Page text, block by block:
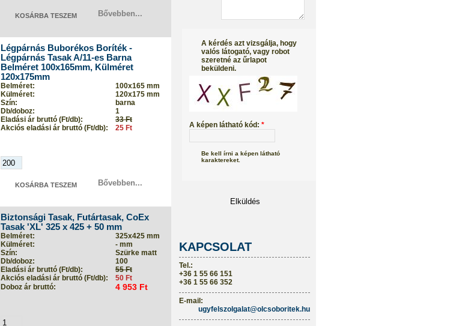
Bővebben...
Légpárnás Buborékos Boríték -
Légpárnás Tasak A/11-es Barna
Belméret 100x165mm, Külméret
120x175mm
Belméret:
100x165 mm
Külméret:
120x175 mm
Szín:
barna
Db/doboz:
1
Eladási ár bruttó (Ft/db):
33 Ft
Akciós eladási ár bruttó (Ft/db):
25 Ft
Bővebben...
Biztonsági Tasak, Futártasak, CoEx
Tasak 'XL' 325 x 425 + 50 mm
Belméret:
325x425 mm
Külméret:
- mm
Szín:
Szürke matt
Db/doboz:
100
Eladási ár bruttó (Ft/db):
55 Ft
Akciós eladási ár bruttó (Ft/db):
50 Ft
Doboz ár bruttó:
4 953 Ft
A kérdés azt vizsgálja, hogy
valós látogató, vagy robot
szeretné az űrlapot
beküldeni.
A képen látható kód: *
Be kell írni a képen látható
karaktereket.
KAPCSOLAT
Tel.:
+36 1 55 66 151
+36 1 55 66 352
E-mail:
ugyfelszolgalat@olcsoboritek.hu